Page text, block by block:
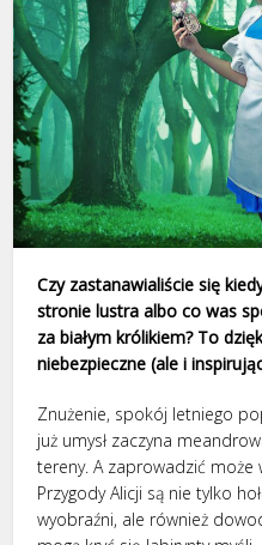
Czy zastanawialiście się
stronie lustra albo co was
za białym królikiem? To
niebezpieczne (ale i
Znużenie, spokój letniego
już umysł zaczyna
tereny. A zaprowadzić może
Przygody Alicji są nie tylko
wyobraźni, ale również